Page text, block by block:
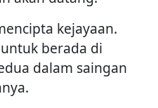
kejayaan.
berada di
dalam saingan